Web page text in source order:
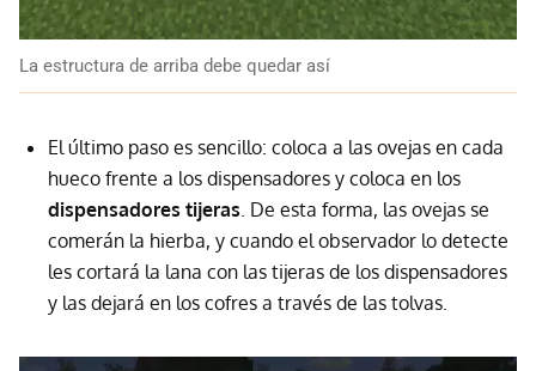
La estructura de arriba debe quedar así
El último paso es sencillo: coloca a las ovejas en cada
hueco frente a los dispensadores y coloca en los
dispensadores tijeras. De esta forma, las ovejas se
comerán la hierba, y cuando el observador lo detecte
les cortará la lana con las tijeras de los dispensadores
y las dejará en los cofres a través de las tolvas.